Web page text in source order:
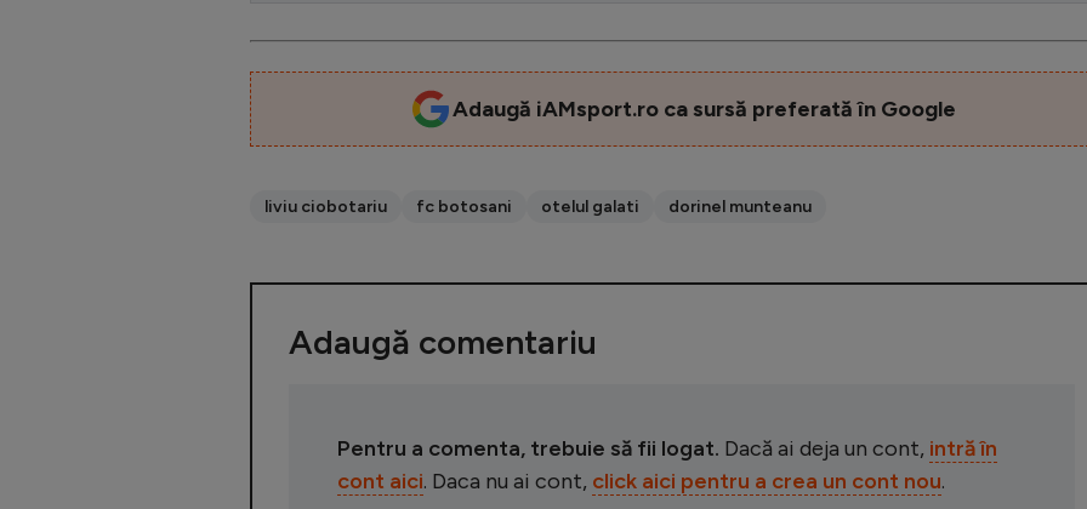
Adaugă iAMsport.ro ca sursă preferată în Google
liviu ciobotariu fc botosani otelul galati dorinel munteanu
Adaugă comentariu
Pentru a comenta, trebuie să fii logat. Dacă ai deja un cont, intră în
cont aici. Daca nu ai cont, click aici pentru a crea un cont nou.